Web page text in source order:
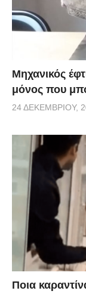
Μηχανικός
μόνος που
24 ΔΕΚΕΜΒΡΊΟΥ,
Ποια